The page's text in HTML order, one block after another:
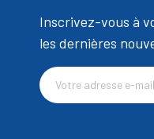
Inscrivez-vous à
les dernières